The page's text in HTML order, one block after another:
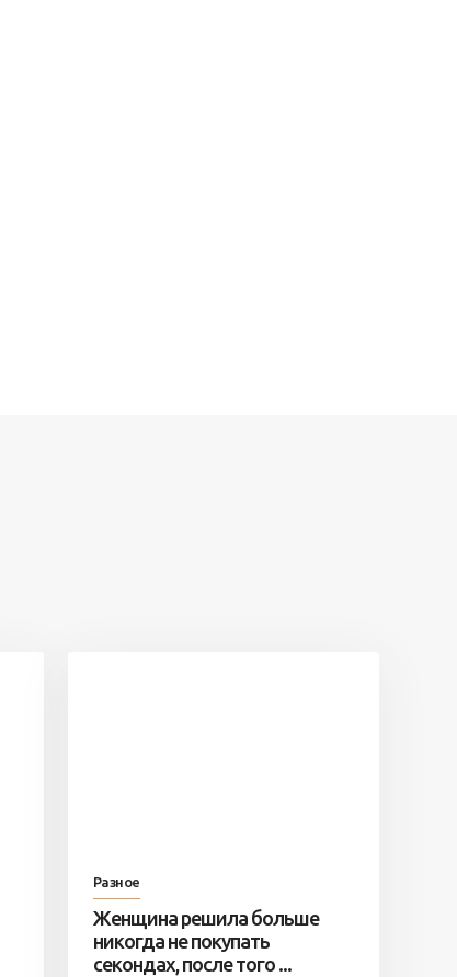
Разное
Женщина решила больше
никогда не покупать
секондах, после того ...